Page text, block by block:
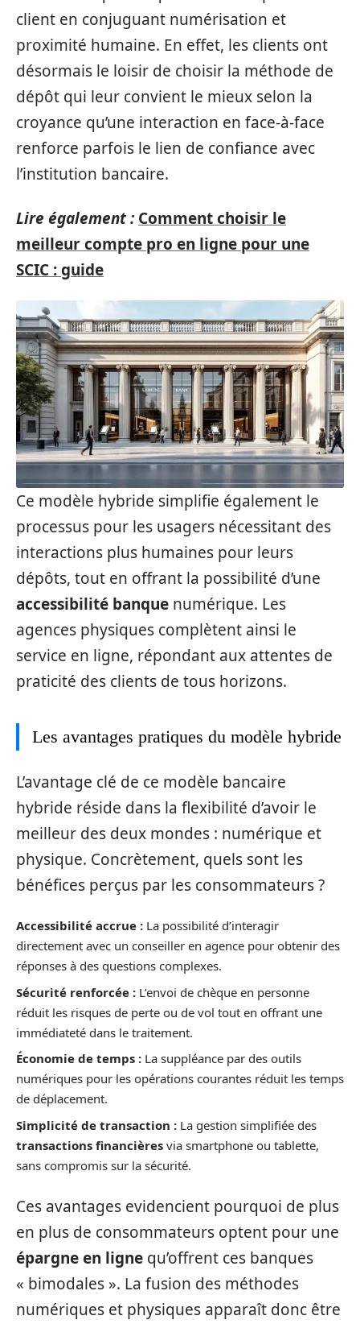
client en conjuguant numérisation et
proximité humaine. En effet, les clients ont
désormais le loisir de choisir la méthode de
dépôt qui leur convient le mieux selon la
croyance qu’une interaction en face-à-face
renforce parfois le lien de confiance avec
l’institution bancaire.
Lire également : Comment choisir le
meilleur compte pro en ligne pour une
SCIC : guide
Ce modèle hybride simplifie également le
processus pour les usagers nécessitant des
interactions plus humaines pour leurs
dépôts, tout en offrant la possibilité d’une
accessibilité banque numérique. Les
agences physiques complètent ainsi le
service en ligne, répondant aux attentes de
praticité des clients de tous horizons.
Les avantages pratiques du modèle hybride
L’avantage clé de ce modèle bancaire
hybride réside dans la flexibilité d’avoir le
meilleur des deux mondes : numérique et
physique. Concrètement, quels sont les
bénéfices perçus par les consommateurs ?
Accessibilité accrue : La possibilité d’interagir
directement avec un conseiller en agence pour obtenir des
réponses à des questions complexes.
Sécurité renforcée : L’envoi de chèque en personne
réduit les risques de perte ou de vol tout en offrant une
immédiateté dans le traitement.
Économie de temps : La suppléance par des outils
numériques pour les opérations courantes réduit les temps
de déplacement.
Simplicité de transaction : La gestion simplifiée des
transactions financières via smartphone ou tablette,
sans compromis sur la sécurité.
Ces avantages evidencient pourquoi de plus
en plus de consommateurs optent pour une
épargne en ligne qu’offrent ces banques
« bimodales ». La fusion des méthodes
numériques et physiques apparaît donc être